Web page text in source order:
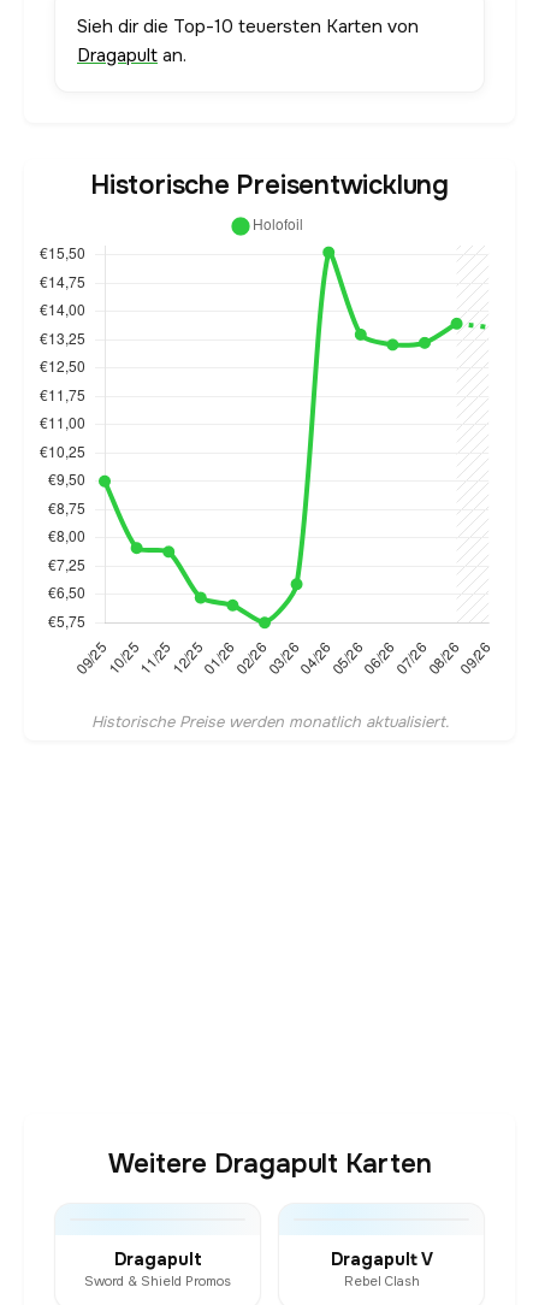
Sieh dir die Top-10 teuersten Karten von
Dragapult an.
Historische Preisentwicklung
Historische Preise werden monatlich aktualisiert.
Weitere Dragapult Karten
Dragapult
Sword & Shield Promos
Dragapult V
Rebel Clash